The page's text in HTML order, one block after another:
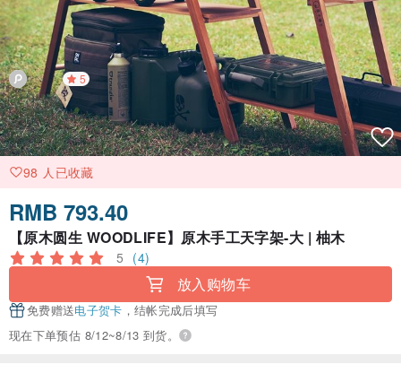
5
98 人已收藏
RMB 793.40
【原木圆生 WOODLIFE】原木手工天字架-大 | 柚木
5 (4)
放入购物车
免费赠送电子贺卡 ，结帐完成后填写
现在下单预估 8/12~8/13 到货。